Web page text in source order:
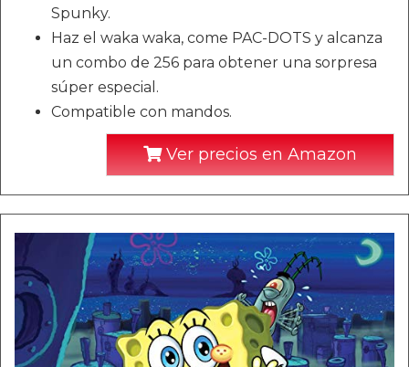
Spunky.
Haz el waka waka, come PAC-DOTS y alcanza
un combo de 256 para obtener una sorpresa
súper especial.
Compatible con mandos.
Ver precios en Amazon